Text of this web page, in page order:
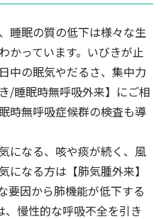
睡眠の質の低下は様々な生
かっています。いびきが止
中の眠気やだるさ、集中力
/睡眠時無呼吸外来】にご相
時無呼吸症候群の検査も導
になる、咳や痰が続く、風
になる方は【肺気腫外来】
要因から肺機能が低下する
、慢性的な呼吸不全を引き